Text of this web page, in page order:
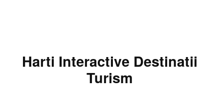
Harti Interactive Destinatii
Turism